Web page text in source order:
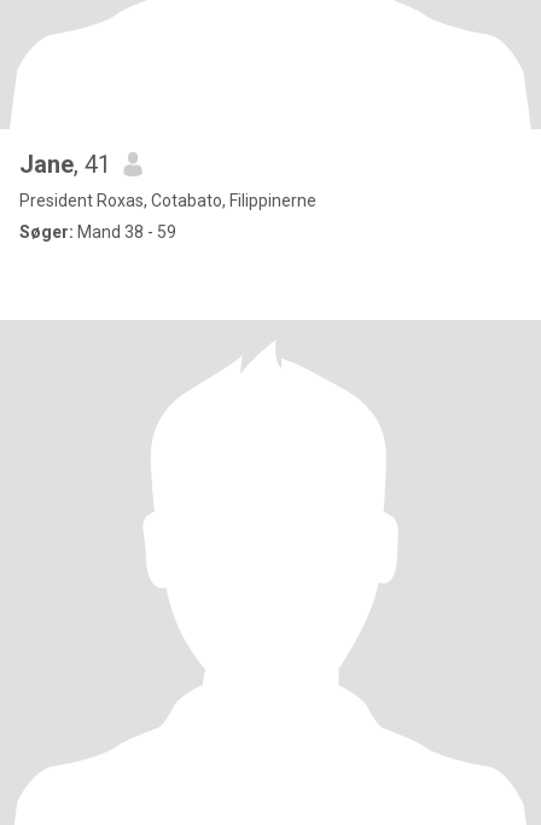
Jane, 41
President Roxas, Cotabato, Filippinerne
Søger: Mand 38 - 59